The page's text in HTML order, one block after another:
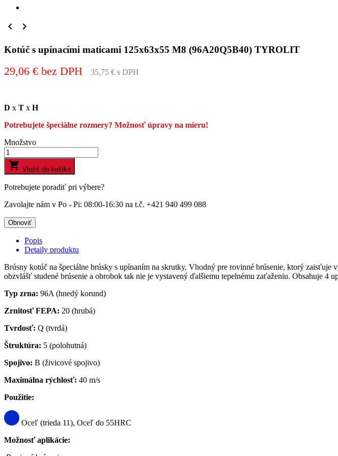
 
Kotúč s upínacími maticami 125x63x55 M8 (96A20Q5B40) TYROLIT
29,06 € bez DPH 35,75 € s DPH
D x T x H
Potrebujete špeciálne rozmery? Možnosť úpravy na mieru!
Množstvo
 Vložiť do košíka
Potrebujete poradiť pri výbere?
Zavolajte nám v Po - Pi: 08:00-16:30 na t.č. +421 940 499 088
Popis
Detaily produktu
Brúsny kotúč na špeciálne brúsky s upínaním na skrutky. Vhodný pre rovinné brúsenie, ktorý
obzvlášť studené brúsenie a obrobok tak nie je vystavený ďalšiemu tepelnému zaťaženiu. Obsahuje 4
Typ zrna: 96A (hnedý korund)
Zrnitosť FEPA: 20 (hrubá)
Tvrdosť: Q (tvrdá)
Štruktúra: 5 (polohutná)
Spojivo: B (živicové spojivo)
Maximálna rýchlosť: 40 m/s
Použitie:
Oceľ (trieda 11), Oceľ do 55HRC
Možnosť aplikácie: